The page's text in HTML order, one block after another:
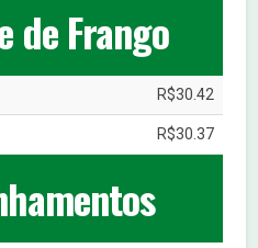
de Frango
R$30.42
R$30.37